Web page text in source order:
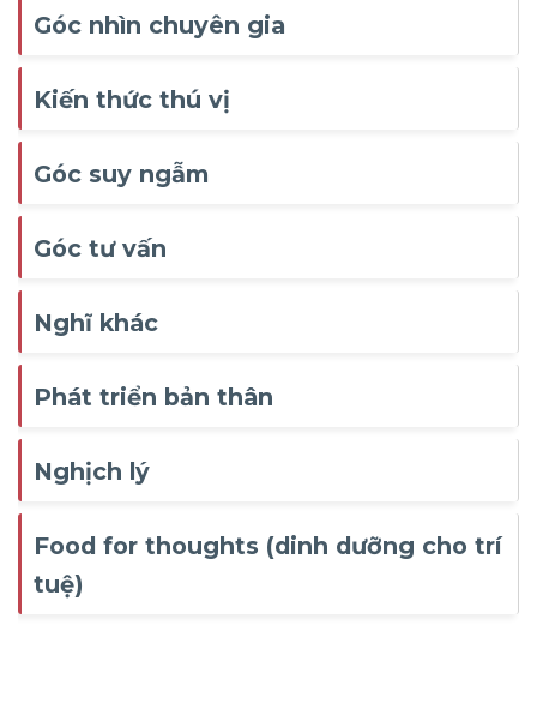
Góc nhìn chuyên gia
Kiến thức thú vị
Góc suy ngẫm
Góc tư vấn
Nghĩ khác
Phát triển bản thân
Nghịch lý
Food for thoughts (dinh dưỡng cho trí
tuệ)